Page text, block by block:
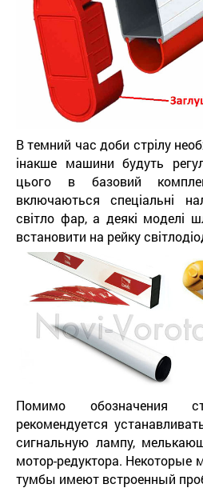
В темний час доби стрілу
інакше машини будуть
цього в базовий
включаються спеціальні
світло фар, а деякі моделі
встановити на рейку
Помимо обозначения
рекомендуется
сигнальную лампу,
мотор-редуктора. Некоторые
тумбы имеют встроенный